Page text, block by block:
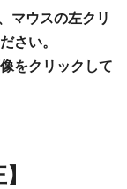
マウスの左クリ
さい。
をクリックして